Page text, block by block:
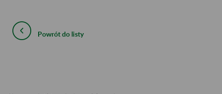
Powrót do listy